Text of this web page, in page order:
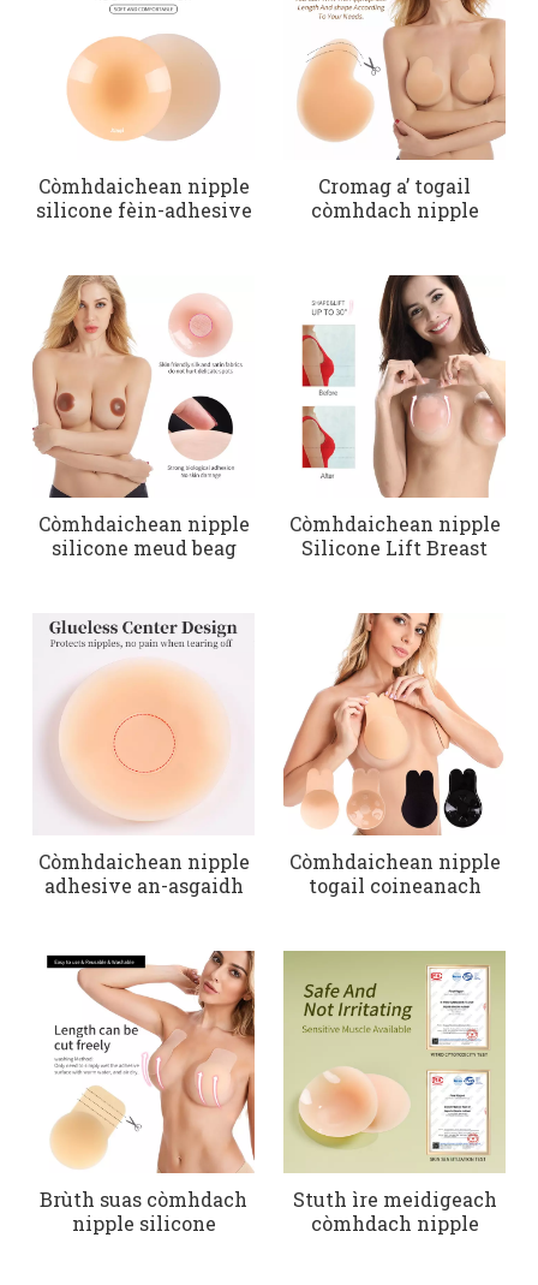
Còmhdaichean nipple
silicone fèin-adhesive
Cromag a’ togail
còmhdach nipple
Còmhdaichean nipple
silicone meud beag
Còmhdaichean nipple
Silicone Lift Breast
Còmhdaichean nipple
adhesive an-asgaidh
Còmhdaichean nipple
togail coineanach
Brùth suas còmhdach
nipple silicone
Stuth ìre meidigeach
còmhdach nipple